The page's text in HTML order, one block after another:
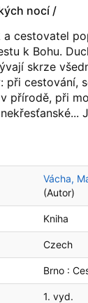
nocí /
cestovatel
k Bohu.
skrze
při cestování,
přírodě, při
Vácha,
(Autor)
Kniha
Czech
Brno :
1. vyd.